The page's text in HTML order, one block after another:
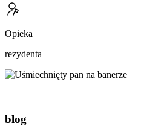
Opieka
rezydenta
blog